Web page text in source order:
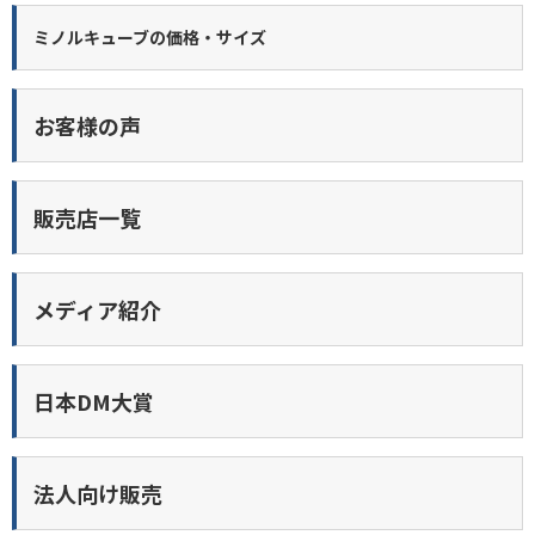
ミノルキューブの価格・サイズ
お客様の声
販売店一覧
メディア紹介
日本DM大賞
法人向け販売